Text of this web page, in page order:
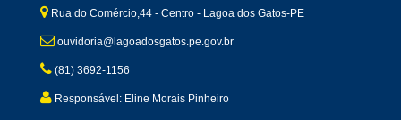
Rua do Comércio,44 - Centro - Lagoa dos Gatos-PE
ouvidoria@lagoadosgatos.pe.gov.br
(81) 3692-1156
Responsável: Eline Morais Pinheiro